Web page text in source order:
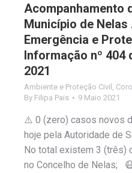
Acompanhamento
Município de
Emergência e
Informação nº 404
2021
Ambiente e Proteção Civil
By Filipa Pais 9 Maio 2021
⚠️ 0 (zero) casos novos
hoje pela Autoridade de
No total existem 3 (três)
no Concelho de